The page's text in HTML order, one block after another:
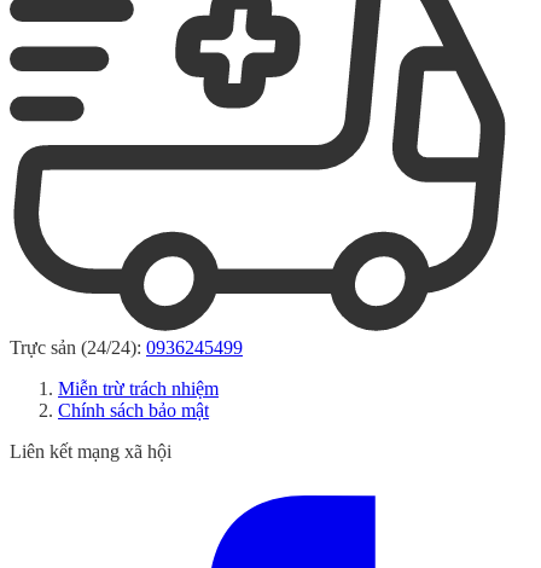
Trực sản (24/24): 0936245499
Miễn trừ trách nhiệm
Chính sách bảo mật
Liên kết mạng xã hội